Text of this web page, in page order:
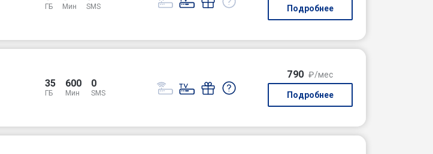
ГБ Мин SMS Подробнее
35
ГБ
600
Мин
0
SMS
790 ₽/мес
Подробнее